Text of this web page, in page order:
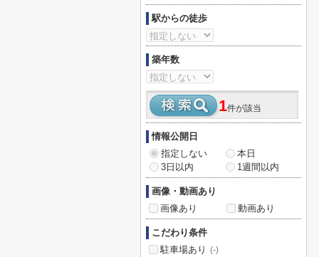
駅からの徒歩
築年数
1件が該当
情報公開日
指定しない
本日
3日以内
1週間以内
画像・動画あり
画像あり
動画あり
こだわり条件
駐車場あり
(-)